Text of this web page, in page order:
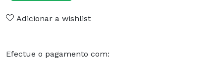
Adicionar a wishlist
Efectue o pagamento com: